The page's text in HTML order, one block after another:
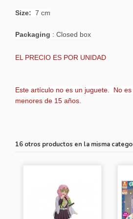
Size: 7 cm
Packaging : Closed box
EL PRECIO ES POR UNIDAD
Este artículo no es un juguete. No
menores de 15 años.
16 otros productos en la misma